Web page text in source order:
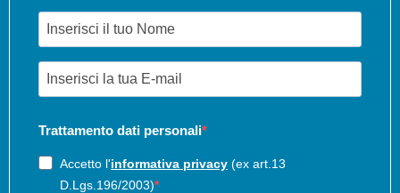
Trattamento dati personali
Accetto l'informativa privacy (ex art.13
D.Lgs.196/2003)